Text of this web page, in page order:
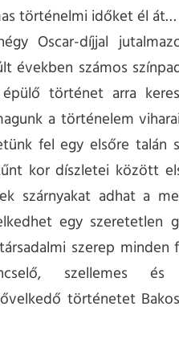
történelmi időket él át…
Oscar-díjjal
években számos
történet arra
a történelem
fel egy elsőre talán
kor díszletei között
szárnyakat adhat a
egy szeretetlen
szerep minden
szellemes és
történetet